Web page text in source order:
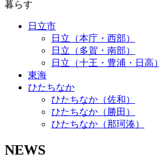
暮らす
日立市
日立（本庁・西部）
日立（多賀・南部）
日立（十王・豊浦・日高）
東海
ひたちなか
ひたちなか（佐和）
ひたちなか（勝田）
ひたちなか（那珂湊）
NEWS